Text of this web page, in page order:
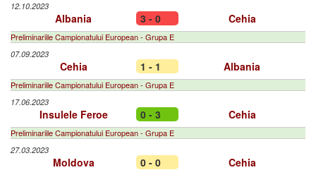
12.10.2023
Albania 3 - 0 Cehia
Preliminariile Campionatului European - Grupa E
07.09.2023
Cehia 1 - 1 Albania
Preliminariile Campionatului European - Grupa E
17.06.2023
Insulele Feroe 0 - 3 Cehia
Preliminariile Campionatului European - Grupa E
27.03.2023
Moldova 0 - 0 Cehia